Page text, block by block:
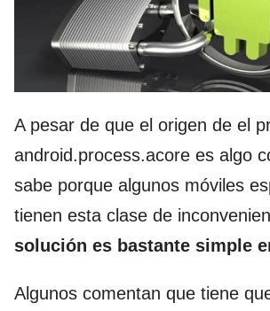
A pesar de que el origen de el
android.process.acore es algo
sabe porque algunos móviles
tienen esta clase de
solución es bastante simple
Algunos comentan que tiene